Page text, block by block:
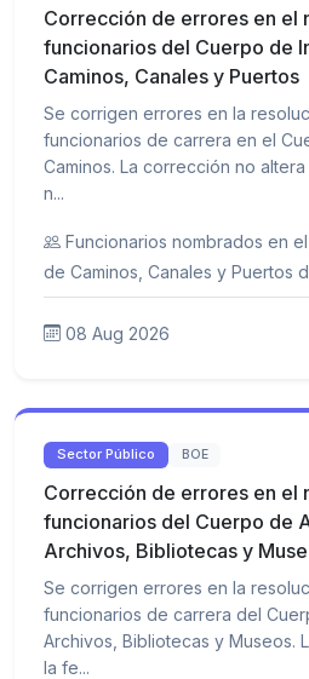
Corrección de errores en el
funcionarios del Cuerpo de
Caminos, Canales y Puertos
Se corrigen errores en la
funcionarios de carrera en el
Caminos. La corrección no
n...
Funcionarios nombrados en
de Caminos, Canales y Puertos
08 Aug 2026
Sector Público BOE
Corrección de errores en el
funcionarios del Cuerpo de
Archivos, Bibliotecas y
Se corrigen errores en la
funcionarios de carrera del
Archivos, Bibliotecas y Museos.
la fe...